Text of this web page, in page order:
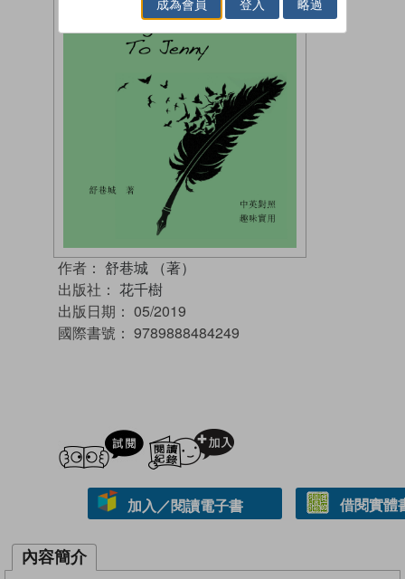
作者： 舒巷城 （著）
出版社： 花千樹
出版日期： 05/2019
國際書號： 9789888484249
試閲
加入／閱讀電子書 借閱實體
內容簡介
成為會員 登入 略過